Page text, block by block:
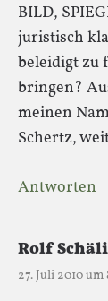
BILD,
juristisch
beleidigt zu
bringen?
meinen
Schertz,
Antworten
Rolf
27. Juli 2010 um